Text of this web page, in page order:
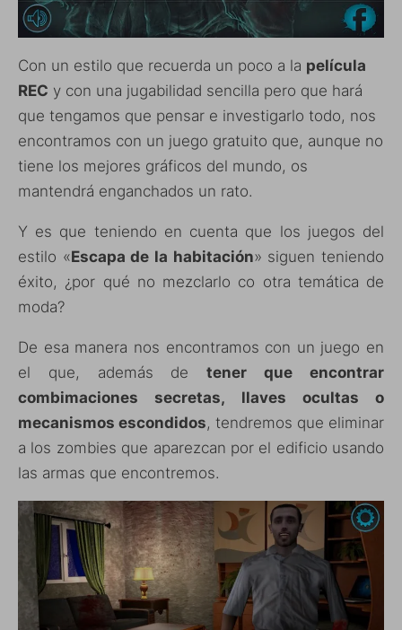
Con un estilo que recuerda un poco a la película
REC y con una jugabilidad sencilla pero que hará
que tengamos que pensar e investigarlo todo, nos
encontramos con un juego gratuito que, aunque no
tiene los mejores gráficos del mundo, os
mantendrá enganchados un rato.
Y es que teniendo en cuenta que los juegos del
estilo «Escapa de la habitación» siguen teniendo
éxito, ¿por qué no mezclarlo co otra temática de
moda?
De esa manera nos encontramos con un juego en
el que, además detener que encontrar
combimaciones secretas, llaves ocultas o
mecanismos escondidos, tendremos que eliminar
a los zombies que aparezcan por el edificio usando
las armas que encontremos.